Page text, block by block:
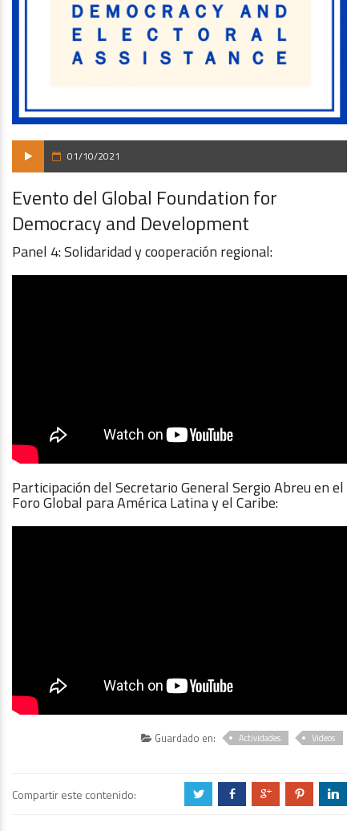
01/10/2021
Evento del Global Foundation for
Democracy and Development
Panel 4: Solidaridad y cooperación regional:
Participación del Secretario General Sergio Abreu en el
Foro Global para América Latina y el Caribe:
Guardado en: Actividades Videos
Compartir este contenido: a b c d j